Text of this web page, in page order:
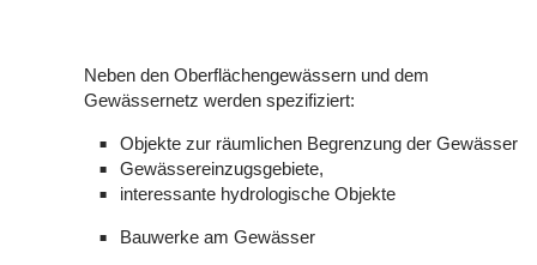
Neben den Oberflächengewässern und dem
Gewässernetz werden spezifiziert:
Objekte zur räumlichen Begrenzung der Gewässer
Gewässereinzugsgebiete,
interessante hydrologische Objekte
Bauwerke am Gewässer